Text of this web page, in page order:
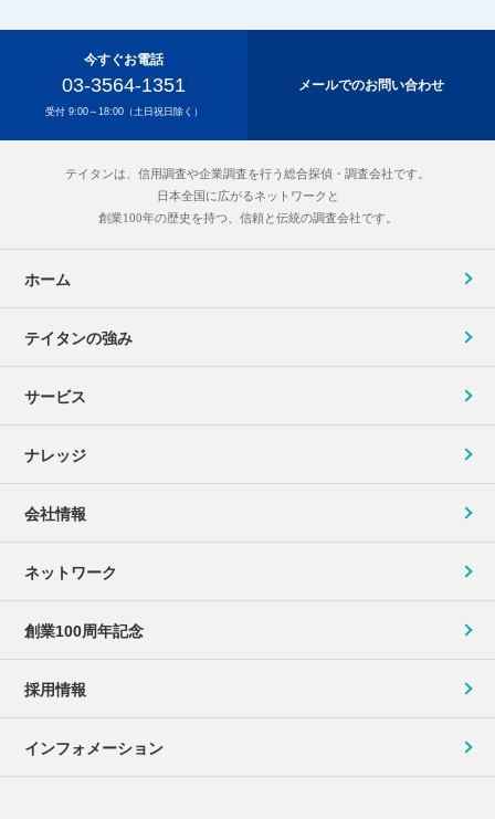
今すぐお電話
03-3564-1351
受付 9:00～18:00（土日祝日除く）
メールでのお問い合わせ
テイタンは、信用調査や企業調査を行う総合探偵・調査会社です。
日本全国に広がるネットワークと
創業100年の歴史を持つ、信頼と伝統の調査会社です。
ホーム
テイタンの強み
サービス
ナレッジ
会社情報
ネットワーク
創業100周年記念
採用情報
インフォメーション